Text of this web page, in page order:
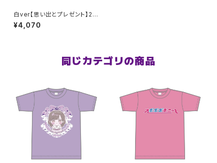
白ver【思い出とプレゼント】2n
dワンマンTシャツ XXL〜XXXL
サイズ
¥4,070
同じカテゴリの商品